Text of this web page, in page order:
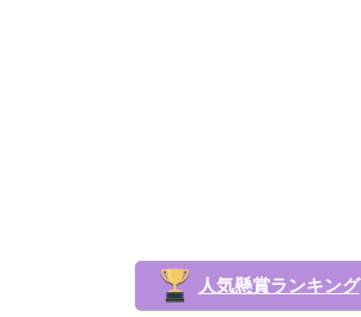
人気懸賞ランキング